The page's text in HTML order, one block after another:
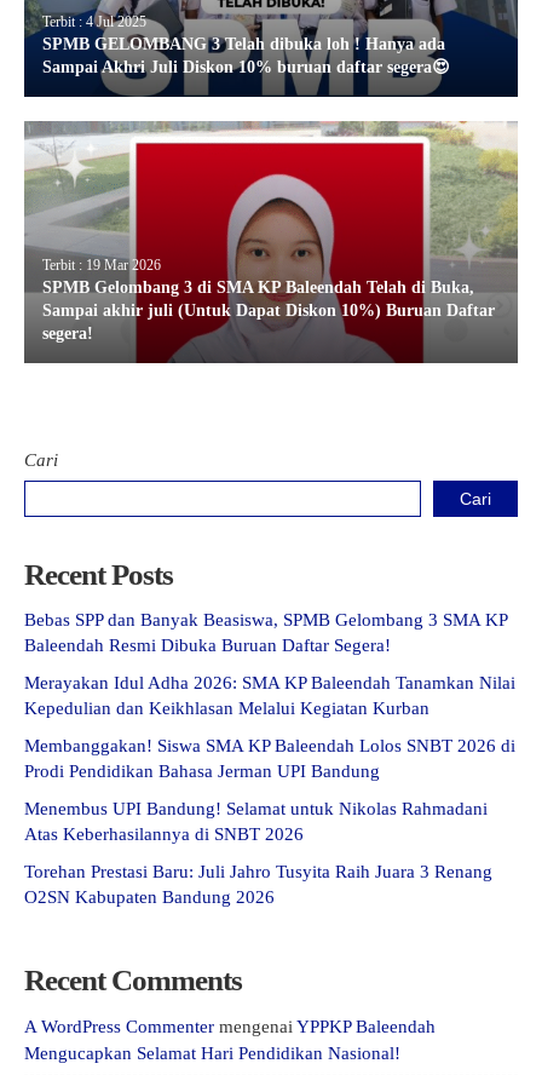
Terbit : 4 Jul 2025
SPMB GELOMBANG 3 Telah dibuka loh ! Hanya ada
Sampai Akhri Juli Diskon 10% buruan daftar segera😍
Terbit : 19 Mar 2026
SPMB Gelombang 3 di SMA KP Baleendah Telah di Buka,
Sampai akhir juli (Untuk Dapat Diskon 10%) Buruan Daftar
segera!
Cari
Cari
Recent Posts
Bebas SPP dan Banyak Beasiswa, SPMB Gelombang 3 SMA KP
Baleendah Resmi Dibuka Buruan Daftar Segera!
Merayakan Idul Adha 2026: SMA KP Baleendah Tanamkan Nilai
Kepedulian dan Keikhlasan Melalui Kegiatan Kurban
Membanggakan! Siswa SMA KP Baleendah Lolos SNBT 2026 di
Prodi Pendidikan Bahasa Jerman UPI Bandung
Menembus UPI Bandung! Selamat untuk Nikolas Rahmadani
Atas Keberhasilannya di SNBT 2026
Torehan Prestasi Baru: Juli Jahro Tusyita Raih Juara 3 Renang
O2SN Kabupaten Bandung 2026
Recent Comments
A WordPress Commenter mengenai YPPKP Baleendah
Mengucapkan Selamat Hari Pendidikan Nasional!